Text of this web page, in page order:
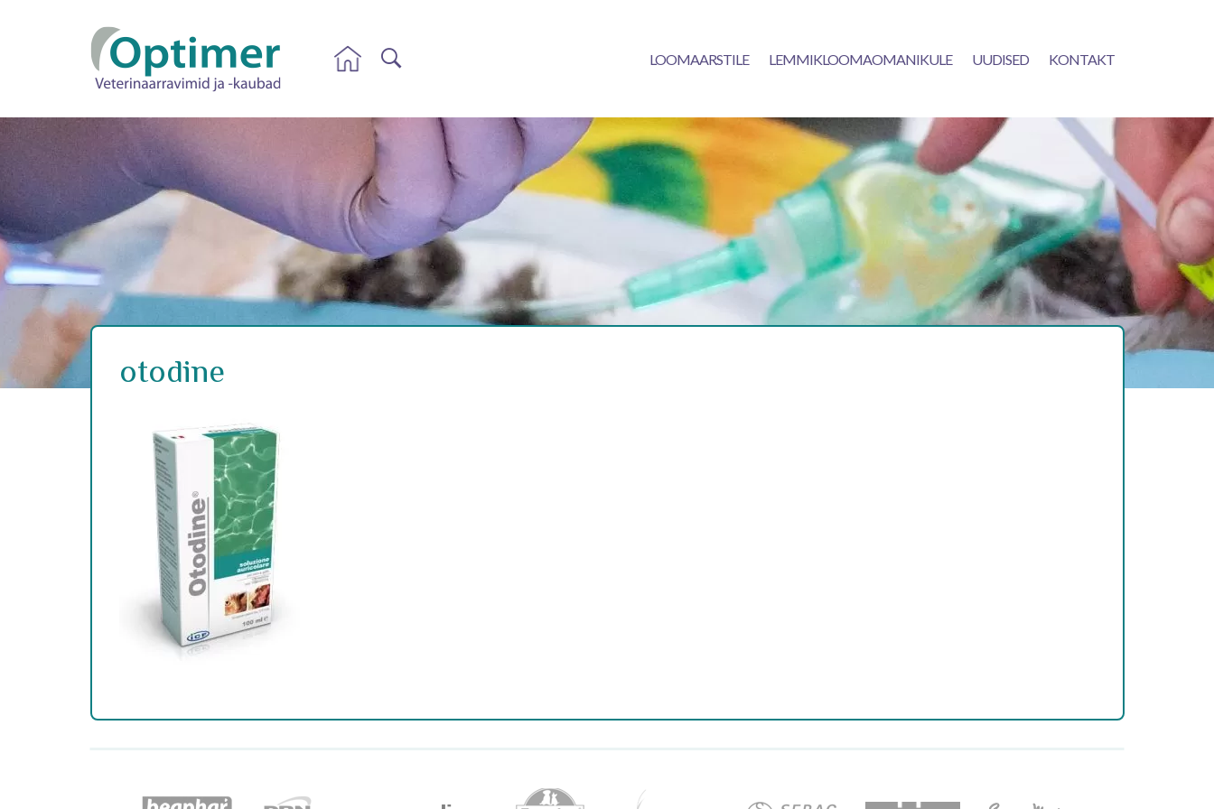
LOOMAARSTILE LEMMIKLOOMAOMANIKULE UUDISED KONTAKT
otodine